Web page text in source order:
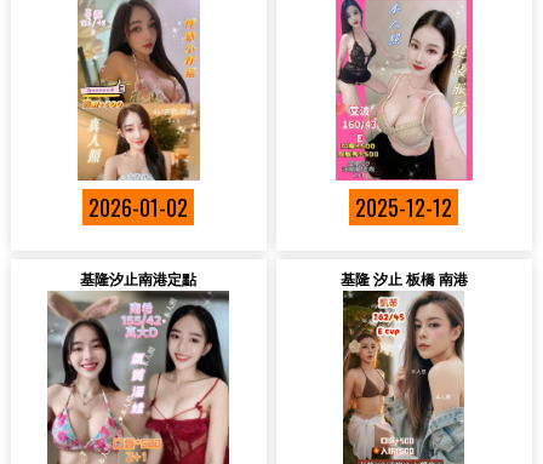
2026-01-02 2025-12-12
基隆汐止南港定點 基隆 汐止 板橋 南港